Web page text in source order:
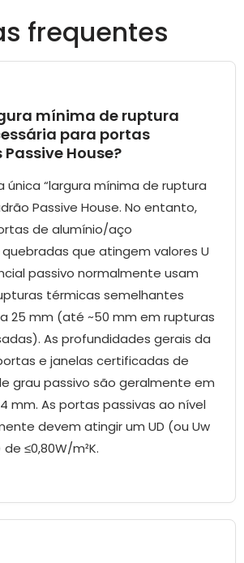
frequentes
mínima de ruptura
para portas
House?
única “largura mínima de ruptura
Passive House. No entanto,
de alumínio/aço
que atingem valores U
passivo normalmente usam
térmicas semelhantes
25 mm (até ~50 mm em rupturas
As profundidades gerais da
e janelas certificadas de
grau passivo são geralmente em
mm. As portas passivas ao nível
devem atingir um UD (ou Uw
≤0,80W/m²K.